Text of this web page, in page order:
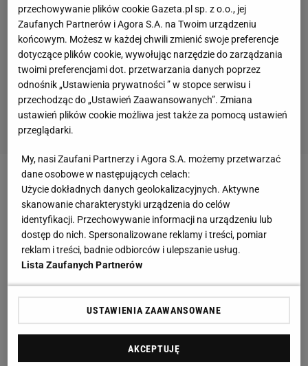
Zobacz wideo
Jakub Kiwior na radarze angielskiego klubu.
"Cenny atut"
Już wcześniej zainteresowanie Kiwiorem wyrażały
czołowe włoskie kluby czy też Olympique Marsylia.
Teraz do wyścigu o Polaka może stanąć kolejny
zespół, o czym donosi footballtransfers.com.
Kierunek wydaje się zaskakujący. Może dojść
przechowywanie plików cookie Gazeta.pl sp. z o.o., jej
Zaufanych Partnerów i Agora S.A. na Twoim urządzeniu
końcowym. Możesz w każdej chwili zmienić swoje preferencje
dotyczące plików cookie, wywołując narzędzie do zarządzania
twoimi preferencjami dot. przetwarzania danych poprzez
odnośnik „Ustawienia prywatności ” w stopce serwisu i
przechodząc do „Ustawień Zaawansowanych”. Zmiana
ustawień plików cookie możliwa jest także za pomocą ustawień
przeglądarki.
My, nasi Zaufani Partnerzy i Agora S.A. możemy przetwarzać
dane osobowe w następujących celach:
Użycie dokładnych danych geolokalizacyjnych. Aktywne
skanowanie charakterystyki urządzenia do celów
identyfikacji. Przechowywanie informacji na urządzeniu lub
dostęp do nich. Spersonalizowane reklamy i treści, pomiar
reklam i treści, badnie odbiorców i ulepszanie usług.
Lista Zaufanych Partnerów
USTAWIENIA ZAAWANSOWANE
AKCEPTUJĘ